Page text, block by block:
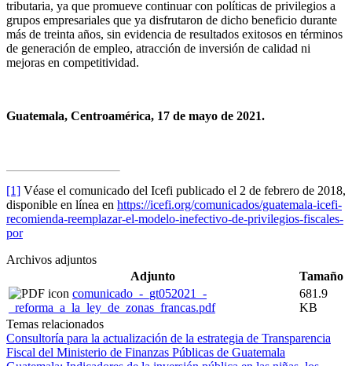
tributaria, ya que promueve continuar con políticas de privilegios a
grupos empresariales que ya disfrutaron de dicho beneficio durante
más de treinta años, sin evidencia de resultados exitosos en términos
de generación de empleo, atracción de inversión de calidad ni
mejoras en competitividad.
Guatemala, Centroamérica, 17 de mayo de 2021.
[1] Véase el comunicado del Icefi publicado el 2 de febrero de 2018,
disponible en línea en https://icefi.org/comunicados/guatemala-icefi-
recomienda-reemplazar-el-modelo-inefectivo-de-privilegios-fiscales-
por
Archivos adjuntos
Adjunto
Tamaño
comunicado_-_gt052021_-
_reforma_a_la_ley_de_zonas_francas.pdf
681.9
KB
Temas relacionados
Consultoría para la actualización de la estrategia de Transparencia
Fiscal del Ministerio de Finanzas Públicas de Guatemala